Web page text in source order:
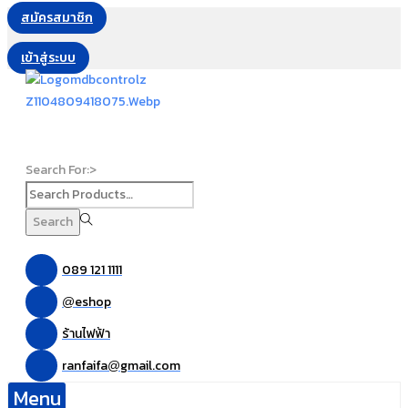
สมัครสมาชิก
เข้าสู่ระบบ
Search For:>
Search
089 121 1111
@eshop
ร้านไฟฟ้า
ranfaifa@gmail.com
Menu